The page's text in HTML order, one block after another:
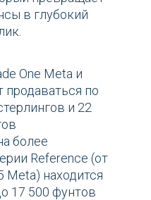
в глубокий
One Meta и
продаваться по
и 22
более
Reference (от
Meta) находится
17 500 фунтов